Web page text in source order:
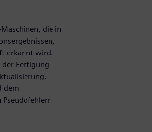
die in
erkannt wird.
der Fertigung
dem